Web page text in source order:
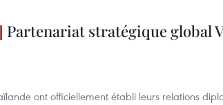
Partenariat stratégique global
ont officiellement établi leurs relations